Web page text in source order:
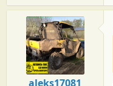
aleks17081